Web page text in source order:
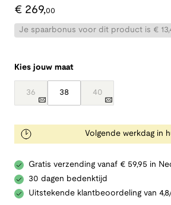
€ 269,00
Je spaarbonus voor dit product is €
Kies jouw maat
36 38 40
Volgende werkdag in
Gratis verzending vanaf € 59,95 in
30 dagen bedenktijd
Uitstekende klantbeoordeling van